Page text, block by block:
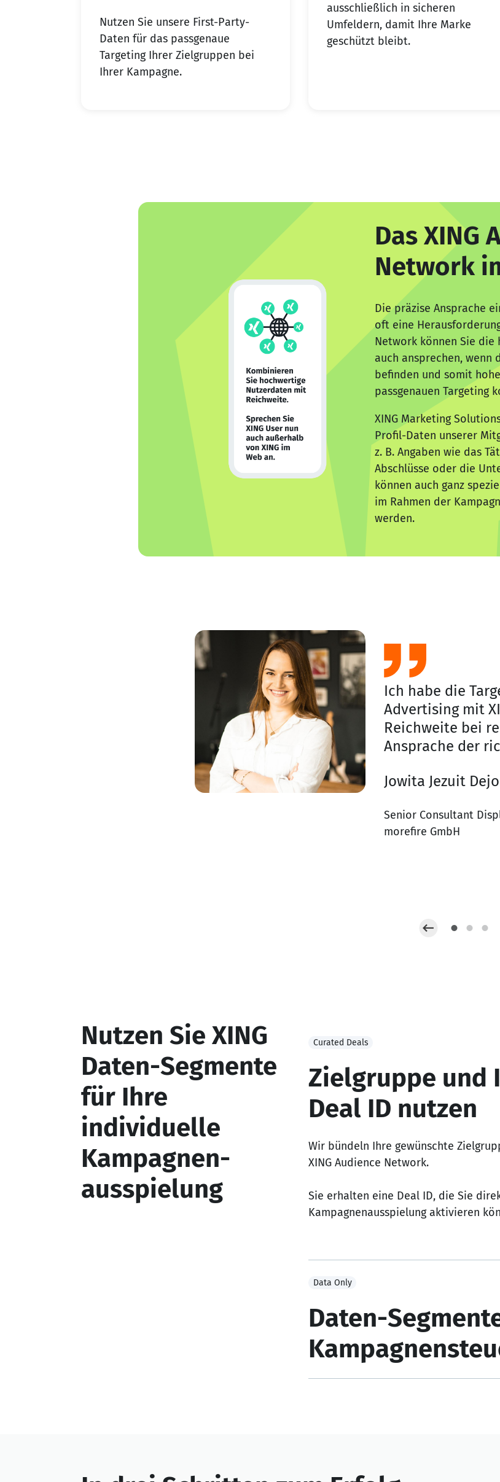
Nutzen Sie unsere First-Party-
Daten für das passgenaue
Targeting Ihrer Zielgruppen bei
Ihrer Kampagne.
ausschließlich in sicheren
Umfeldern, damit Ihre Marke
geschützt bleibt.
Das XING
Network
Die präzise Ansprache
oft eine
Network können Sie die
auch ansprechen,
befinden und somit
passgenauen Targeting
XING Marketing
Profil-Daten unserer
z. B. Angaben wie das
Abschlüsse oder die
können auch ganz
im Rahmen der
werden.
Ich habe die
Advertising mit
Reichweite bei
Ansprache der
Jowita Jezuit
Senior Consultant
morefire GmbH
Nutzen Sie XING
Daten-Segmente
für Ihre
individuelle
Kampagnen-
ausspielung
Curated Deals
Zielgruppe und
Deal ID nutzen
Wir bündeln Ihre gewünschte
XING Audience Network.
Sie erhalten eine Deal ID, die Sie
Kampagnenausspielung aktivieren
Data Only
Daten-